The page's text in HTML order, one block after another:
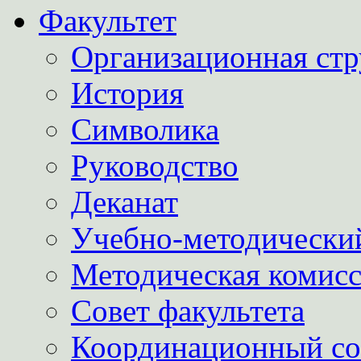
Факультет
Организационная
История
Символика
Руководство
Деканат
Учебно-
Методическая
Совет факультета
Координационный